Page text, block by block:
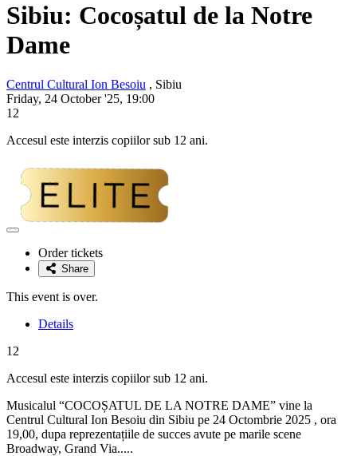
Sibiu: Cocoșatul de la Notre
Dame
Centrul Cultural Ion Besoiu , Sibiu
Friday, 24 October '25, 19:00
12
Accesul este interzis copiilor sub 12 ani.
Adaugă
favoriteOrder tickets
Share
This event is over.
Details
12
Accesul este interzis copiilor sub 12 ani.
Musicalul “COCOȘATUL DE LA NOTRE DAME” vine la
Centrul Cultural Ion Besoiu din Sibiu pe 24 Octombrie 2025 , ora
19,00, dupa reprezentațiile de succes avute pe marile scene
Broadway, Grand Via.....